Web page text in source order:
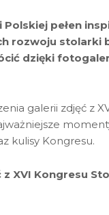
Polskiej pełen
rozwoju stolarki
dzięki
galerii zdjęć z
kulisy Kongresu.
XVI Kongresu